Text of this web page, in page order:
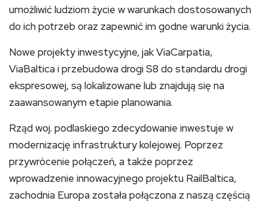
umożliwić ludziom życie w warunkach dostosowanych
do ich potrzeb oraz zapewnić im godne warunki życia.
Nowe projekty inwestycyjne, jak ViaCarpatia,
ViaBaltica i przebudowa drogi S8 do standardu drogi
ekspresowej, są lokalizowane lub znajdują się na
zaawansowanym etapie planowania.
Rząd woj. podlaskiego zdecydowanie inwestuje w
modernizację infrastruktury kolejowej. Poprzez
przywrócenie połączeń, a także poprzez
wprowadzenie innowacyjnego projektu RailBaltica,
zachodnia Europa została połączona z naszą częścią